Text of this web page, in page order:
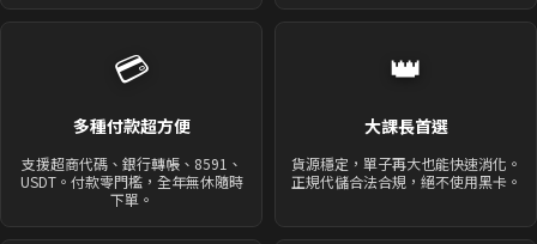
💳
多種付款超方便
支援超商代碼、銀行轉帳、8591、
USDT。付款零門檻，全年無休隨時
下單。
👑
大課長首選
貨源穩定，單子再大也能快速消化。
正規代儲合法合規，絕不使用黑卡。